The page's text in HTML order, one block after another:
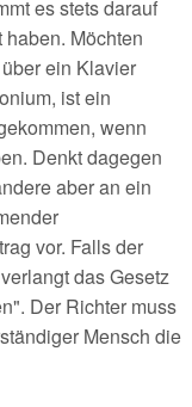
es stets darauf
Möchten
ein Klavier
ist ein
wenn
Denkt dagegen
aber an ein
vor. Falls der
das Gesetz
Der Richter muss
Mensch die